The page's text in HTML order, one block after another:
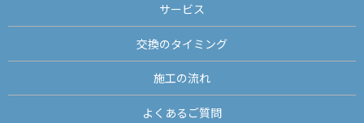
サービス
交換のタイミング
施工の流れ
よくあるご質問